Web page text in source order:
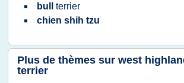
bull terrier
chien shih tzu
Plus de thèmes sur west
terrier